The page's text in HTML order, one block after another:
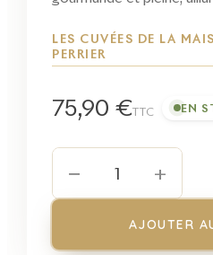
LES CUVÉES DE LA
PERRIER
75,90 €TTC EN
− 1 +
AJOUTER